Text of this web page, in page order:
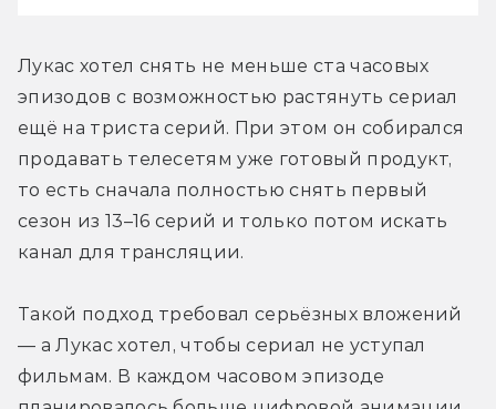
Лукас хотел снять не меньше ста часовых
эпизодов с возможностью растянуть сериал
ещё на триста серий. При этом он собирался
продавать телесетям уже готовый продукт,
то есть сначала полностью снять первый
сезон из 13–16 серий и только потом искать
канал для трансляции.
Такой подход требовал серьёзных вложений
— а Лукас хотел, чтобы сериал не уступал
фильмам. В каждом часовом эпизоде